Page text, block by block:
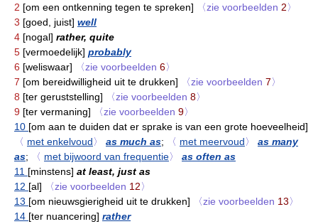
2 [om een ontkenning tegen te spreken] 〈zie voorbeelden 2〉
3 [goed, juist] well
4 [nogal] rather, quite
5 [vermoedelijk] probably
6 [weliswaar] 〈zie voorbeelden 6〉
7 [om bereidwilligheid uit te drukken] 〈zie voorbeelden 7〉
8 [ter geruststelling] 〈zie voorbeelden 8〉
9 [ter vermaning] 〈zie voorbeelden 9〉
10 [om aan te duiden dat er sprake is van een grote hoeveelheid]
〈 met enkelvoud〉 as much as; 〈 met meervoud〉
as many
as; 〈 met bijwoord van frequentie〉
as often as
11 [minstens] at least, just as
12 [al] 〈zie voorbeelden 12〉
13 [om nieuwsgierigheid uit te drukken] 〈zie voorbeelden 13〉
14 [ter nuancering] rather